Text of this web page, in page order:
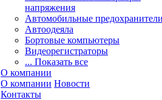
напряжения
Автомобильные
Автоодеяла
Бортовые компьютеры
Видеорегистраторы
... Показать все
О компании
О компании Новости
Контакты